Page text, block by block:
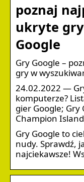
poznaj
ukryte
Google
Gry Google –
gry w
24.02.2022 —
komputerze?
gier Google; Gry
Champion
Gry Google to
nudy. Sprawdź,
najciekawsze!